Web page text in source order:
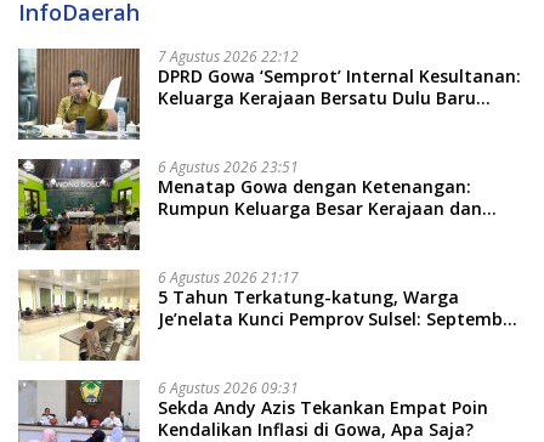
InfoDaerah
7 Agustus 2026 22:12
DPRD Gowa ‘Semprot’ Internal Kesultanan:
Keluarga Kerajaan Bersatu Dulu Baru
6 Agustus 2026 23:51
Menatap Gowa dengan Ketenangan:
Rumpun Keluarga Besar Kerajaan dan
Soal Adat dan Adab
6 Agustus 2026 21:17
5 Tahun Terkatung-katung, Warga
Je’nelata Kunci Pemprov Sulsel: September
6 Agustus 2026 09:31
Sekda Andy Azis Tekankan Empat Poin
Kendalikan Inflasi di Gowa, Apa Saja?